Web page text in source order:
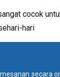
cocok
hari
secara